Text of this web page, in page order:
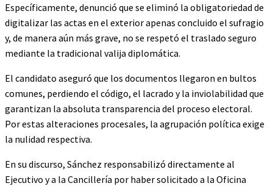
Específicamente, denunció que se eliminó la obligatoriedad de
digitalizar las actas en el exterior apenas concluido el sufragio
y, de manera aún más grave, no se respetó el traslado seguro
mediante la tradicional valija diplomática.
El candidato aseguró que los documentos llegaron en bultos
comunes, perdiendo el código, el lacrado y la inviolabilidad que
garantizan la absoluta transparencia del proceso electoral.
Por estas alteraciones procesales, la agrupación política exige
la nulidad respectiva.
En su discurso, Sánchez responsabilizó directamente al
Ejecutivo y a la Cancillería por haber solicitado a la Oficina